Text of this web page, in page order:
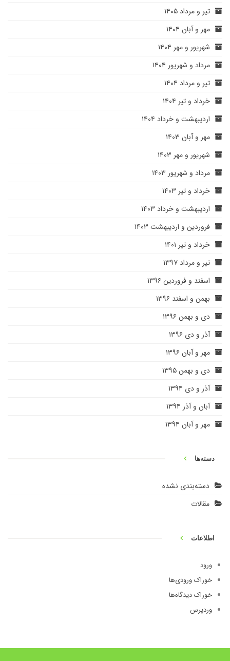
تیر و مرداد ۱۴۰۵
مهر و آبان ۱۴۰۴
شهریور و مهر ۱۴۰۴
مرداد و شهریور ۱۴۰۴
تیر و مرداد ۱۴۰۴
خرداد و تیر ۱۴۰۴
اردیبهشت و خرداد ۱۴۰۴
مهر و آبان ۱۴۰۳
شهریور و مهر ۱۴۰۳
مرداد و شهریور ۱۴۰۳
خرداد و تیر ۱۴۰۳
اردیبهشت و خرداد ۱۴۰۳
فروردین و اردیبهشت ۱۴۰۳
خرداد و تیر ۱۴۰۱
تیر و مرداد ۱۳۹۷
اسفند و فروردین ۱۳۹۶
بهمن و اسفند ۱۳۹۶
دی و بهمن ۱۳۹۶
آذر و دی ۱۳۹۶
مهر و آبان ۱۳۹۶
دی و بهمن ۱۳۹۵
آذر و دی ۱۳۹۴
آبان و آذر ۱۳۹۴
مهر و آبان ۱۳۹۴
دسته‌ها
دسته‌بندی نشده
مقالات
اطلاعات
ورود
خوراک ورودی‌ها
خوراک دیدگاه‌ها
وردپرس